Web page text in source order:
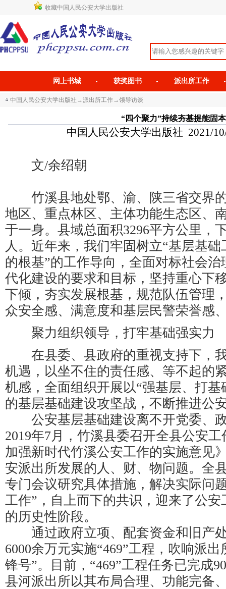
收藏中国人民公安大学出版社
网上书城 获奖图书 派出所工作
中国人民公安大学出版社 →派出所工作→领导访谈
“四个聚力”持续夯基提能固本
中国人民公安大学出版社 2021/
文/余绍朝
竹溪县地处鄂、渝、陕三省交界
地区、重点林区、主体功能生态区、
于一身。县域总面积3296平方公里，
人。近年来，我们牢固树立“基层基
的根基”的工作导向，全面对标社会
代化建设的要求和目标，坚持重心下
下倾，夯实发展根基，规范队伍管理
众安全感、满意度和基层民警荣誉感
聚力组织领导，打牢基础强实力
在县委、县政府的重视支持下，
机遇，以坐不住的责任感、等不起的
机感，全面组织开展以“强基层、打基
的基层基础建设攻坚战，不断推进公
公安基层基础建设离不开党委、
2019年7月，竹溪县委召开全县公安
加强新时代竹溪公安工作的实施意见
安派出所发展的人、财、物问题。全
专门会议研究具体措施，解决实际问
工作”，自上而下的共识，迎来了公
的历史性阶段。
通过政府立项、配套资金和旧产
6000余万元实施“469”工程，吹响派
锋号”。目前，“469”工程任务已完成
县河派出所以其布局合理、功能完备